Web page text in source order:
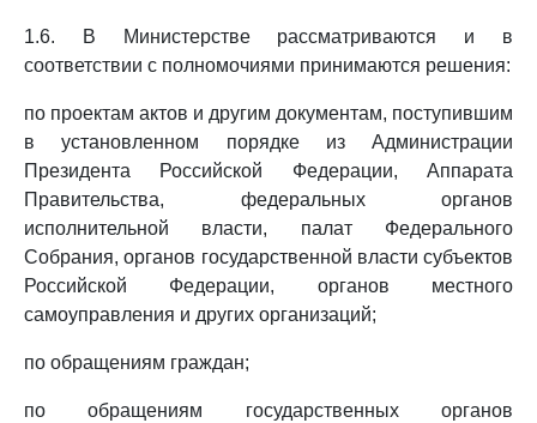
1.6. В Министерстве рассматриваются и в
соответствии с полномочиями принимаются решения:
по проектам актов и другим документам, поступившим
в установленном порядке из Администрации
Президента Российской Федерации, Аппарата
Правительства, федеральных органов
исполнительной власти, палат Федерального
Собрания, органов государственной власти субъектов
Российской Федерации, органов местного
самоуправления и других организаций;
по обращениям граждан;
по обращениям государственных органов